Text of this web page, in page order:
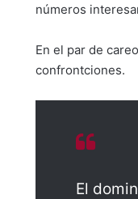
números
En el par de
confrontciones.
El